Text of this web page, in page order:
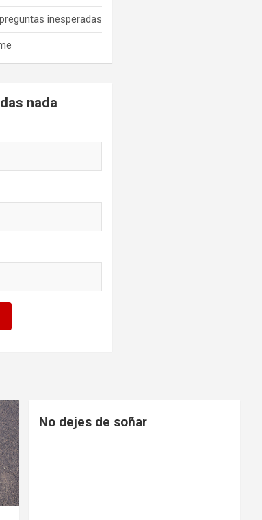
inesperadas
nada
No dejes de soñar